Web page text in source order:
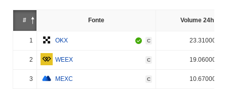
# Fonte Volume 24h (%)
1 OKX C 23.310000%
2 WEEX C 19.060000%
3 MEXC C 10.670000%